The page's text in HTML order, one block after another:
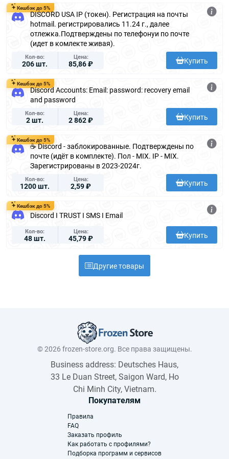
Кешбэк до 5%
DISCORD USA IP (токен). Регистрация на почты
hotmail. регистрировались 11.24 г., далее
отлежка.Подтверждены по телефонуи по почте
(идет в комлекте живая).
Кол-во
206 шт.
Цена
85,86 ₽ Купить
Кешбэк до 5%
Discord Accounts: Email: password: recovery email
and password
Кол-во
2 шт.
Цена
2 862 ₽ Купить
Кешбэк до 5%
☕ Discord - заблокированные. Подтверждены по
почте (идёт в комплекте). Пол - MIX. IP - MIX.
Зарегистрированы в 2023-2024г.
Кол-во
1200 шт.
Цена
2,59 ₽ Купить
Кешбэк до 5%
Discord I TRUST I SMS I Email
Кол-во
48 шт.
Цена
45,79 ₽ Купить
Другие товары
© 2026 frozen-store.org. Все права защищены.
Business address: Deutsches Haus,
33 Le Duan Street, Saigon Ward, Ho
Chi Minh City, Vietnam.
Покупателям
Правила
FAQ
Заказать профиль
Как работать с профилями?
Подборка программ и сервисов